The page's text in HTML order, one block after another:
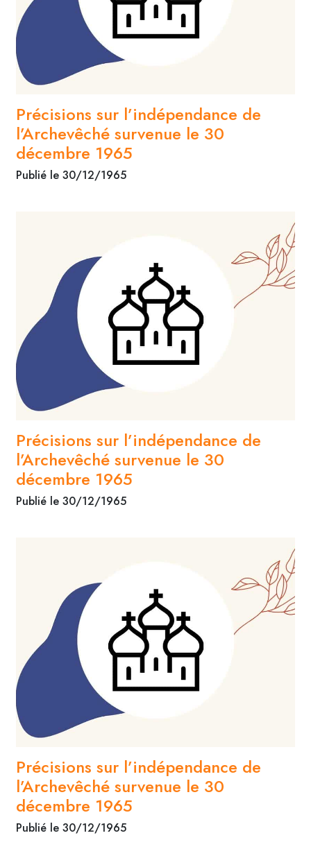
Précisions sur l’indépendance de
l’Archevêché survenue le 30
décembre 1965
Publié le 30/12/1965
Précisions sur l’indépendance de
l’Archevêché survenue le 30
décembre 1965
Publié le 30/12/1965
Précisions sur l’indépendance de
l’Archevêché survenue le 30
décembre 1965
Publié le 30/12/1965